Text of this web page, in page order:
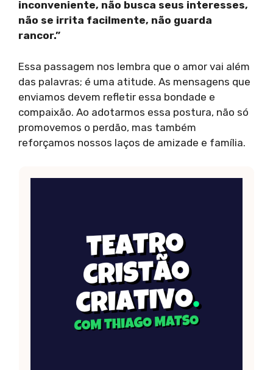
inconveniente, não busca seus interesses,
não se irrita facilmente, não guarda
rancor.”
Essa passagem nos lembra que o amor vai além
das palavras; é uma atitude. As mensagens que
enviamos devem refletir essa bondade e
compaixão. Ao adotarmos essa postura, não só
promovemos o perdão, mas também
reforçamos nossos laços de amizade e família.